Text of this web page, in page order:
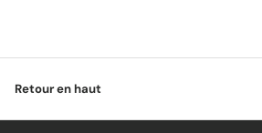
Retour en haut